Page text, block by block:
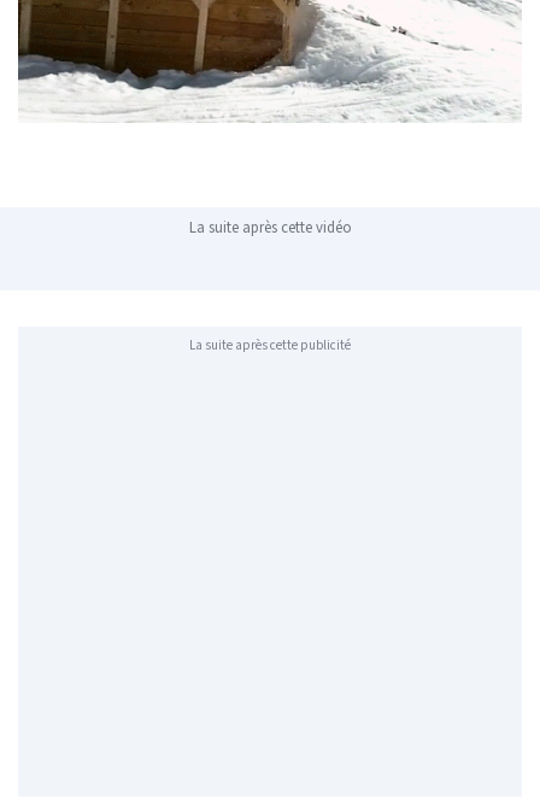
La suite après cette vidéo
La suite après cette publicité